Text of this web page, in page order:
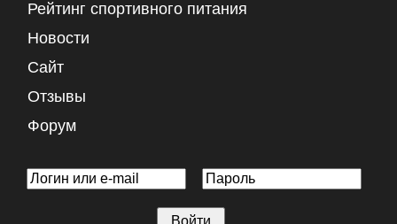
Рейтинг спортивного питания
Новости
Сайт
Отзывы
Форум